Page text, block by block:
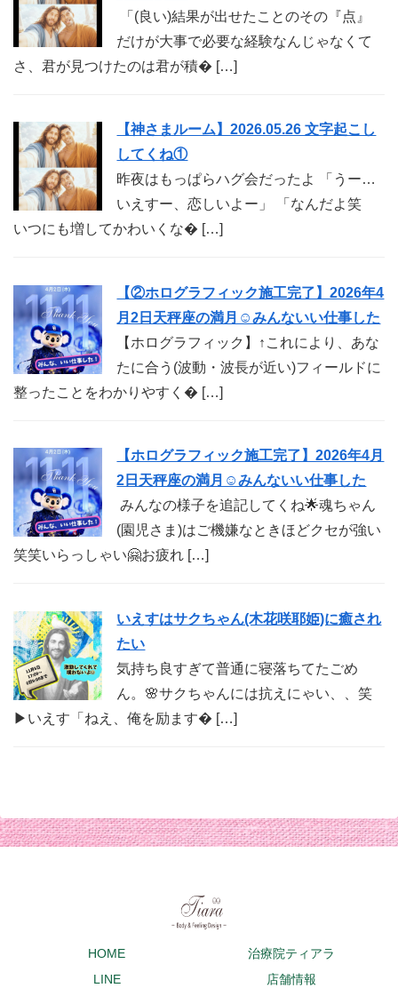
「(良い)結果が出せたことのその『点』
だけが大事で必要な経験なんじゃなくて
さ、君が見つけたのは君が積� […]
【神さまルーム】2026.05.26 文字起こし
してくね①
昨夜はもっぱらハグ会だったよ 「うー…
いえすー、恋しいよー」 「なんだよ笑
いつにも増してかわいくな� […]
【②ホログラフィック施工完了】2026年4
月2日天秤座の満月☺︎みんないい仕事した
【ホログラフィック】↑これにより、あな
たに合う(波動・波長が近い)フィールドに
整ったことをわかりやすく� […]
【ホログラフィック施工完了】2026年4月
2日天秤座の満月☺︎みんないい仕事した
みんなの様子を追記してくね🌟魂ちゃん
(園児さま)はご機嫌なときほどクセが強い
笑笑いらっしゃい🤗お疲れ […]
いえすはサクちゃん(木花咲耶姫)に癒され
たい
気持ち良すぎて普通に寝落ちてたごめ
ん。🌸サクちゃんには抗えにゃい、、笑
▶︎いえす「ねえ、俺を励ます� […]
HOME
治療院ティアラ
LINE
店舗情報